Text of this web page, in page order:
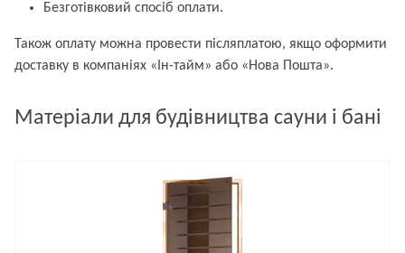
Безготівковий спосіб оплати.
Також оплату можна провести післяплатою, якщо оформити
доставку в компаніях «Ін-тайм» або «Нова Пошта».
Матеріали для будівництва сауни і бані